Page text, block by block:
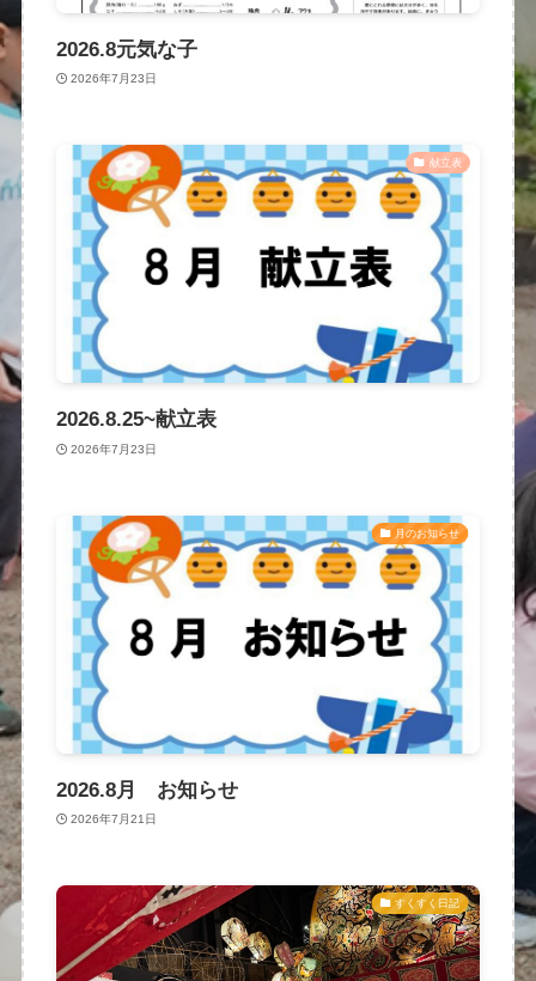
2026.8元気な子
2026年7月23日
献立表
2026.8.25~献立表
2026年7月23日
月のお知らせ
2026.8月 お知らせ
2026年7月21日
すくすく日記